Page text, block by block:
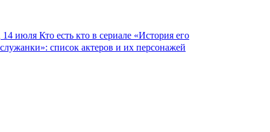
14 июля Кто есть кто в сериале «История его
служанки»: список актеров и их персонажей